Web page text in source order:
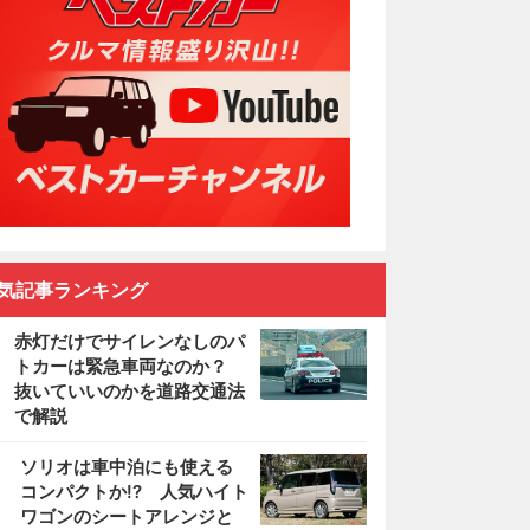
記事ランキング
赤灯だけでサイレンなしのパ
トカーは緊急車両なのか？
抜いていいのかを道路交通法
で解説
ソリオは車中泊にも使える
コンパクトか!? 人気ハイト
ワゴンのシートアレンジと